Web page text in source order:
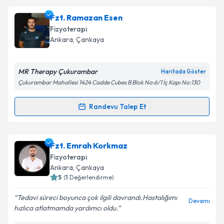
Fzt. Ramazan Esen
Fizyoterapi
Ankara, Çankaya
MR Therapy Çukurambar Haritada Göster
Çukurambar Mahallesi 1424 Cadde Cubes B Blok No:6/1 İç Kapı No:130
Randevu Talep Et
Randevu Takvimi Talebi
Fzt. Ramazan Eseniçin randevu takvimi talebi
oluşturun. Size bu uzmandan randevu almanız için bir
takvim hazırlandığında e-posta ile bilgilendireceğiz.
Fzt. Emrah Korkmaz
Fizyoterapi
Ankara, Çankaya
5 (1 Değerlendirme)
Tedavi süreci boyunca çok ilgili davrandı.Hastalığımı
hızlıca atlatmamda yardımcı oldu.
Devamı